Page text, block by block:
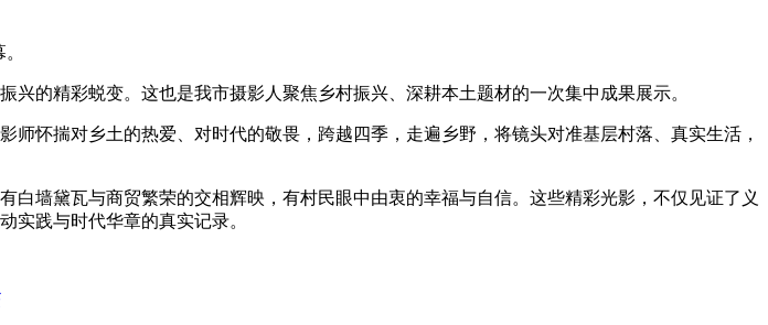
的精彩蜕变。这也是我市摄影人聚焦乡村振兴、深耕本土题材的一次集中成果展示。
怀揣对乡土的热爱、对时代的敬畏，跨越四季，走遍乡野，将镜头对准基层村落、真实生活，
墙黛瓦与商贸繁荣的交相辉映，有村民眼中由衷的幸福与自信。这些精彩光影，不仅见证了义
实践与时代华章的真实记录。